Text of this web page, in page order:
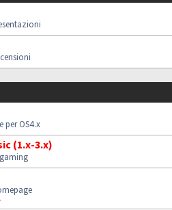
per OS4.x
(1.x-3.x)